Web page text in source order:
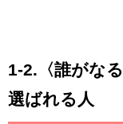
1-2.〈誰がな
選ばれる人